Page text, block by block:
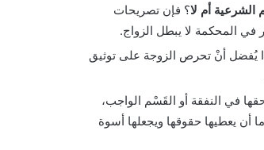
أم لا؟ فإن تصريحات
في المحكمة لا يبطل الزواج.
يُفضل أنْ تحرص الزوجة على توثيق
في النفقة أو القَسْم الواجب،
أن يعطيها حقوقها ويجعلها أسوة